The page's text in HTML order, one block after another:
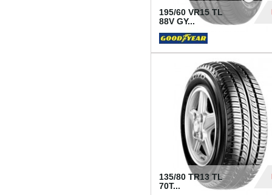
195/60 VR15 TL
88V GY...
135/80 TR13 TL
70T...